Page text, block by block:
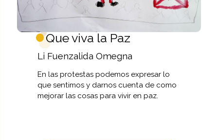
Que viva la Paz
Li Fuenzalida Omegna
En las protestas podemos expresar lo
que sentimos y darnos cuenta de como
mejorar las cosas para vivir en paz.